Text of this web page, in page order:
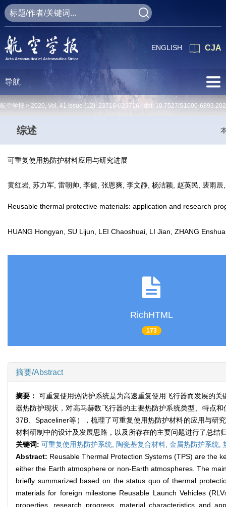
CJA
ENGLISH
导航
航空学报 > 2020, Vol. 41 Issue (12): 23716-023716 doi: 10.7527/S1000-
综述
可重复使用热防护材料应用与研究进展
黄红岩, 苏力军, 雷朝帅, 李健, 张恩爽, 李文静, 杨洁颖, 赵英民, 裴雨
Reusable thermal protective materials: application and research
HUANG Hongyan, SU Lijun, LEI Chaoshuai, LI Jian, ZHANG
RichHTML
173
摘要/Abstract
摘要： 可重复使用热防护系统是为高速重复使用飞行器而发展的
器热防护现状，对高马赫数飞行器的主要热防护系统类型、特点
37B、Spaceliner等），梳理了可重复使用热防护材料的应用与研
材料研制中的设计及发展思路，以及所存在的主要问题进行了总结
关键词: 可重复使用热防护系统, 陶瓷基复合材料, 金属热防护系统,
Abstract: Reusable Thermal Protection Systems (TPS) are the
either the Earth atmosphere or non-Earth atmospheres. The
briefly summarized based on the status quo of thermal
materials for foreign milestone Reusable Launch Vehicles
properties, research progress, material characteristics and